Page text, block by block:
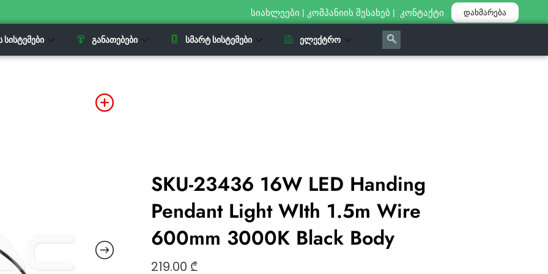
სიახლეები | კომპანიის შესახებ | კონტაქტი დახმარება
ᲡᲘᲡᲢᲔᲛᲔᲑᲘ ᲒᲐᲜᲐᲗᲔᲑᲔᲑᲘ ᲡᲛᲐᲠᲢ ᲡᲘᲡᲢᲔᲛᲔᲑᲘ ᲔᲚᲔᲥᲢᲠᲝ
SKU-23436 16W LED Handing
Pendant Light WIth 1.5m Wire
600mm 3000K Black Body
219.00 ₾